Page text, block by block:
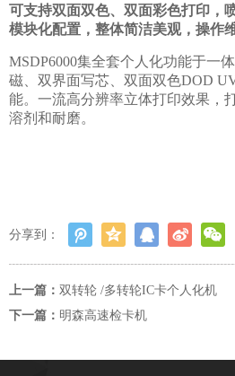
可支持双面双色、双面彩色打印，
模块化配置，整体简洁美观，操作
MSDP6000集全套个人化功能于一
磁、双界面写芯、双面双色DOD
能。一流高分辨率立体打印效果，
溶剂和耐磨。
分享到：
上一篇： 双转轮 /多转轮IC卡个人化机
下一篇： 明森高速检卡机